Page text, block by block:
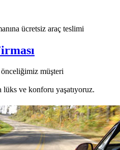
ücretsiz araç teslimi
önceliğimiz müşteri
lüks ve konforu yaşatıyoruz.